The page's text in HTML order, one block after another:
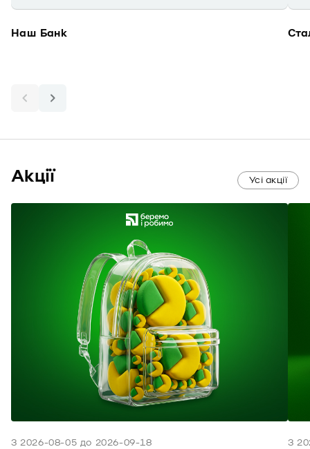
Наш Банк
Акції Усі акції
З 2026-08-05 до 2026-09-18 З